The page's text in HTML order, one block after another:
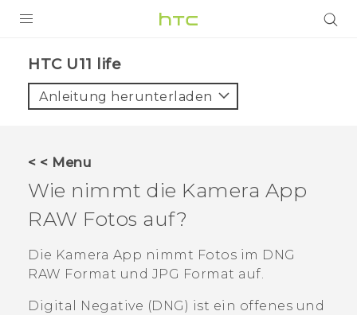
VIVE
VIVERSE
UNTERSTÜTZUNG
HTC-Geräte und Zubehör
HTC U11 life‎
Anleitung herunterladen
< < Menu
Wie nimmt die Kamera App
RAW Fotos auf?
Die Kamera App nimmt Fotos im DNG
RAW Format und JPG Format auf.
Digital Negative (DNG) ist ein offenes und